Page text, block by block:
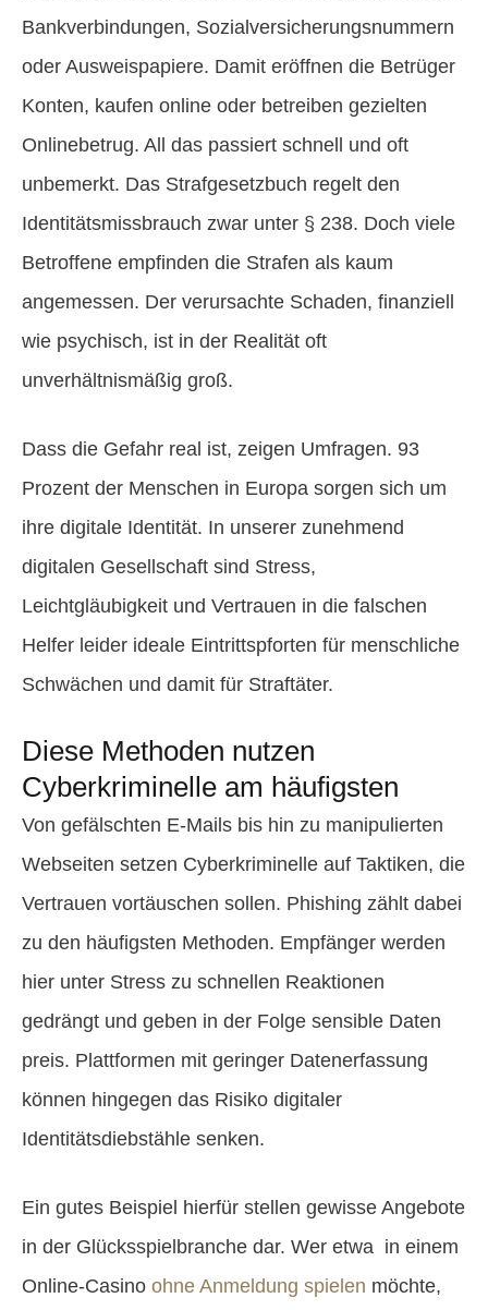
Bankverbindungen, Sozialversicherungsnummern
oder Ausweispapiere. Damit eröffnen die Betrüger
Konten, kaufen online oder betreiben gezielten
Onlinebetrug. All das passiert schnell und oft
unbemerkt. Das Strafgesetzbuch regelt den
Identitätsmissbrauch zwar unter § 238. Doch viele
Betroffene empfinden die Strafen als kaum
angemessen. Der verursachte Schaden, finanziell
wie psychisch, ist in der Realität oft
unverhältnismäßig groß.
Dass die Gefahr real ist, zeigen Umfragen. 93
Prozent der Menschen in Europa sorgen sich um
ihre digitale Identität. In unserer zunehmend
digitalen Gesellschaft sind Stress,
Leichtgläubigkeit und Vertrauen in die falschen
Helfer leider ideale Eintrittspforten für menschliche
Schwächen und damit für Straftäter.
Diese Methoden nutzen
Cyberkriminelle am häufigsten
Von gefälschten E-Mails bis hin zu manipulierten
Webseiten setzen Cyberkriminelle auf Taktiken, die
Vertrauen vortäuschen sollen. Phishing zählt dabei
zu den häufigsten Methoden. Empfänger werden
hier unter Stress zu schnellen Reaktionen
gedrängt und geben in der Folge sensible Daten
preis. Plattformen mit geringer Datenerfassung
können hingegen das Risiko digitaler
Identitätsdiebstähle senken.
Ein gutes Beispiel hierfür stellen gewisse Angebote
in der Glücksspielbranche dar. Wer etwa in einem
Online-Casino ohne Anmeldung spielen möchte,